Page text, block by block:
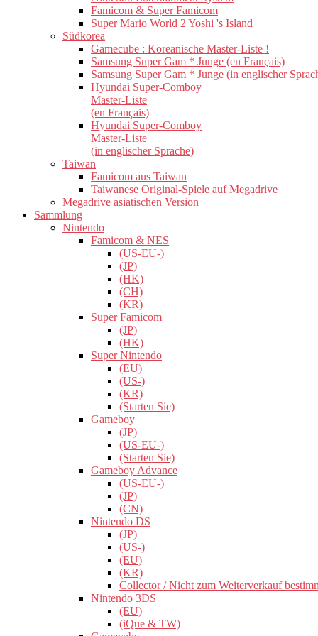
Famicom & Super Famicom
Super Mario World 2 Yoshi 's Island
Südkorea
Gamecube : Koreanische Master-Liste !
Samsung Super Gam * Junge (en Français)
Samsung Super Gam * Junge (in englischer
Hyundai Super-Comboy
Master-Liste
(en Français)
Hyundai Super-Comboy
Master-Liste
(in englischer Sprache)
Taiwan
Famicom aus Taiwan
Taiwanese Original-Spiele auf Megadrive
Megadrive asiatischen Version
Sammlung
Nintendo
Famicom & NES
(US-EU-)
(JP)
(HK)
(CH)
(KR)
Super Famicom
(JP)
(HK)
Super Nintendo
(EU)
(US-)
(KR)
(Starten Sie)
Gameboy
(JP)
(US-EU-)
(Starten Sie)
Gameboy Advance
(US-EU-)
(JP)
(CN)
Nintendo DS
(JP)
(US-)
(EU)
(KR)
Collector / Nicht zum Weiterverkauf
Nintendo 3DS
(EU)
(iQue & TW)